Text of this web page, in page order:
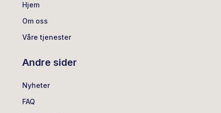
Hjem
Om oss
Våre tjenester
Andre sider
Nyheter
FAQ